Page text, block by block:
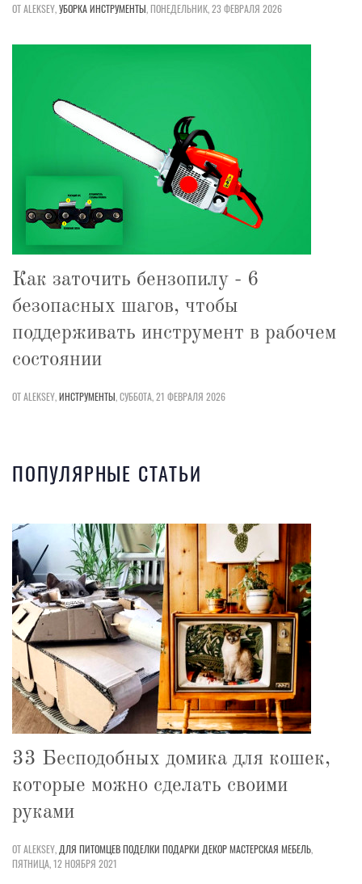
ОТ ALEKSEY,УБОРКАИНСТРУМЕНТЫ,ПОНЕДЕЛЬНИК, 23 ФЕВРАЛЯ 2026
Как заточить бензопилу - 6
безопасных шагов, чтобы
поддерживать инструмент в рабочем
состоянии
ОТ ALEKSEY,ИНСТРУМЕНТЫ,СУББОТА, 21 ФЕВРАЛЯ 2026
ПОПУЛЯРНЫЕ СТАТЬИ
33 Бесподобных домика для кошек,
которые можно сделать своими
руками
ОТ ALEKSEY, ДЛЯ ПИТОМЦЕВПОДЕЛКИ ПОДАРКИ ДЕКОРМАСТЕРСКАЯ МЕБЕЛЬ,
ПЯТНИЦА, 12 НОЯБРЯ 2021